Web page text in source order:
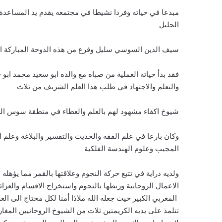
مبدعا في حياته وفردا نشيطا في مجتمعه يقدم يد
الجليل
سيف الدين السوسي سليل وفرع من هذه الدوحة المباركة
فقد بدأ حياته العملية من صباه مع والده ابو سعيد محمد
والتعلم والاجتهاد في طلب هذا العلم الشريف من ثلاث
شيوخ اكفاء مشهود لهم بالعلم والعطاء في منطقة سوس
وكان بارعا في علم الفقه والحديث والتفسير والبلاغة
المجيب وعلوم الهندسة الفلكية
ولديه دراية في تتبع حركة النجوم وعلاقتها بالقمر مما
الاعمال الروحانية وربطها بالنجوم واستخراج الاقسام
المغربي الكبير حيث جعله الله ملاذا أمنا لكل محتاج
تتلمذ على يديه الكريمتين ثلات من الشيوخ الروحانيين